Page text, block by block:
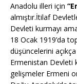
Anadolu illeri için
almıştır.İtilaf
Devleti kurmayı
18 Ocak 1919’da
düşüncelerini
Ermenistan Devleti
gelişmeler Ermeni